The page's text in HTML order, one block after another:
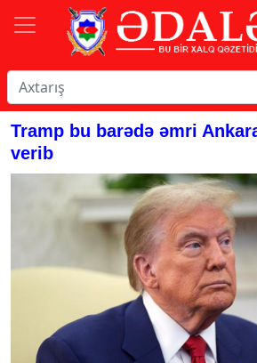
Tramp bu barədə əmri
verib